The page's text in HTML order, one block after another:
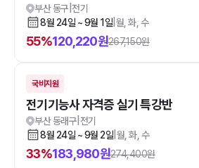
부산 동구 전기
8월 24일 ~ 9월 1일 월, 화, 수
55%120,220원267,150원
국비지원
전기기능사 자격증 실기 특강반
부산 동래구 전기
8월 24일 ~ 9월 2일 월, 화, 수
33%183,980원274,400원